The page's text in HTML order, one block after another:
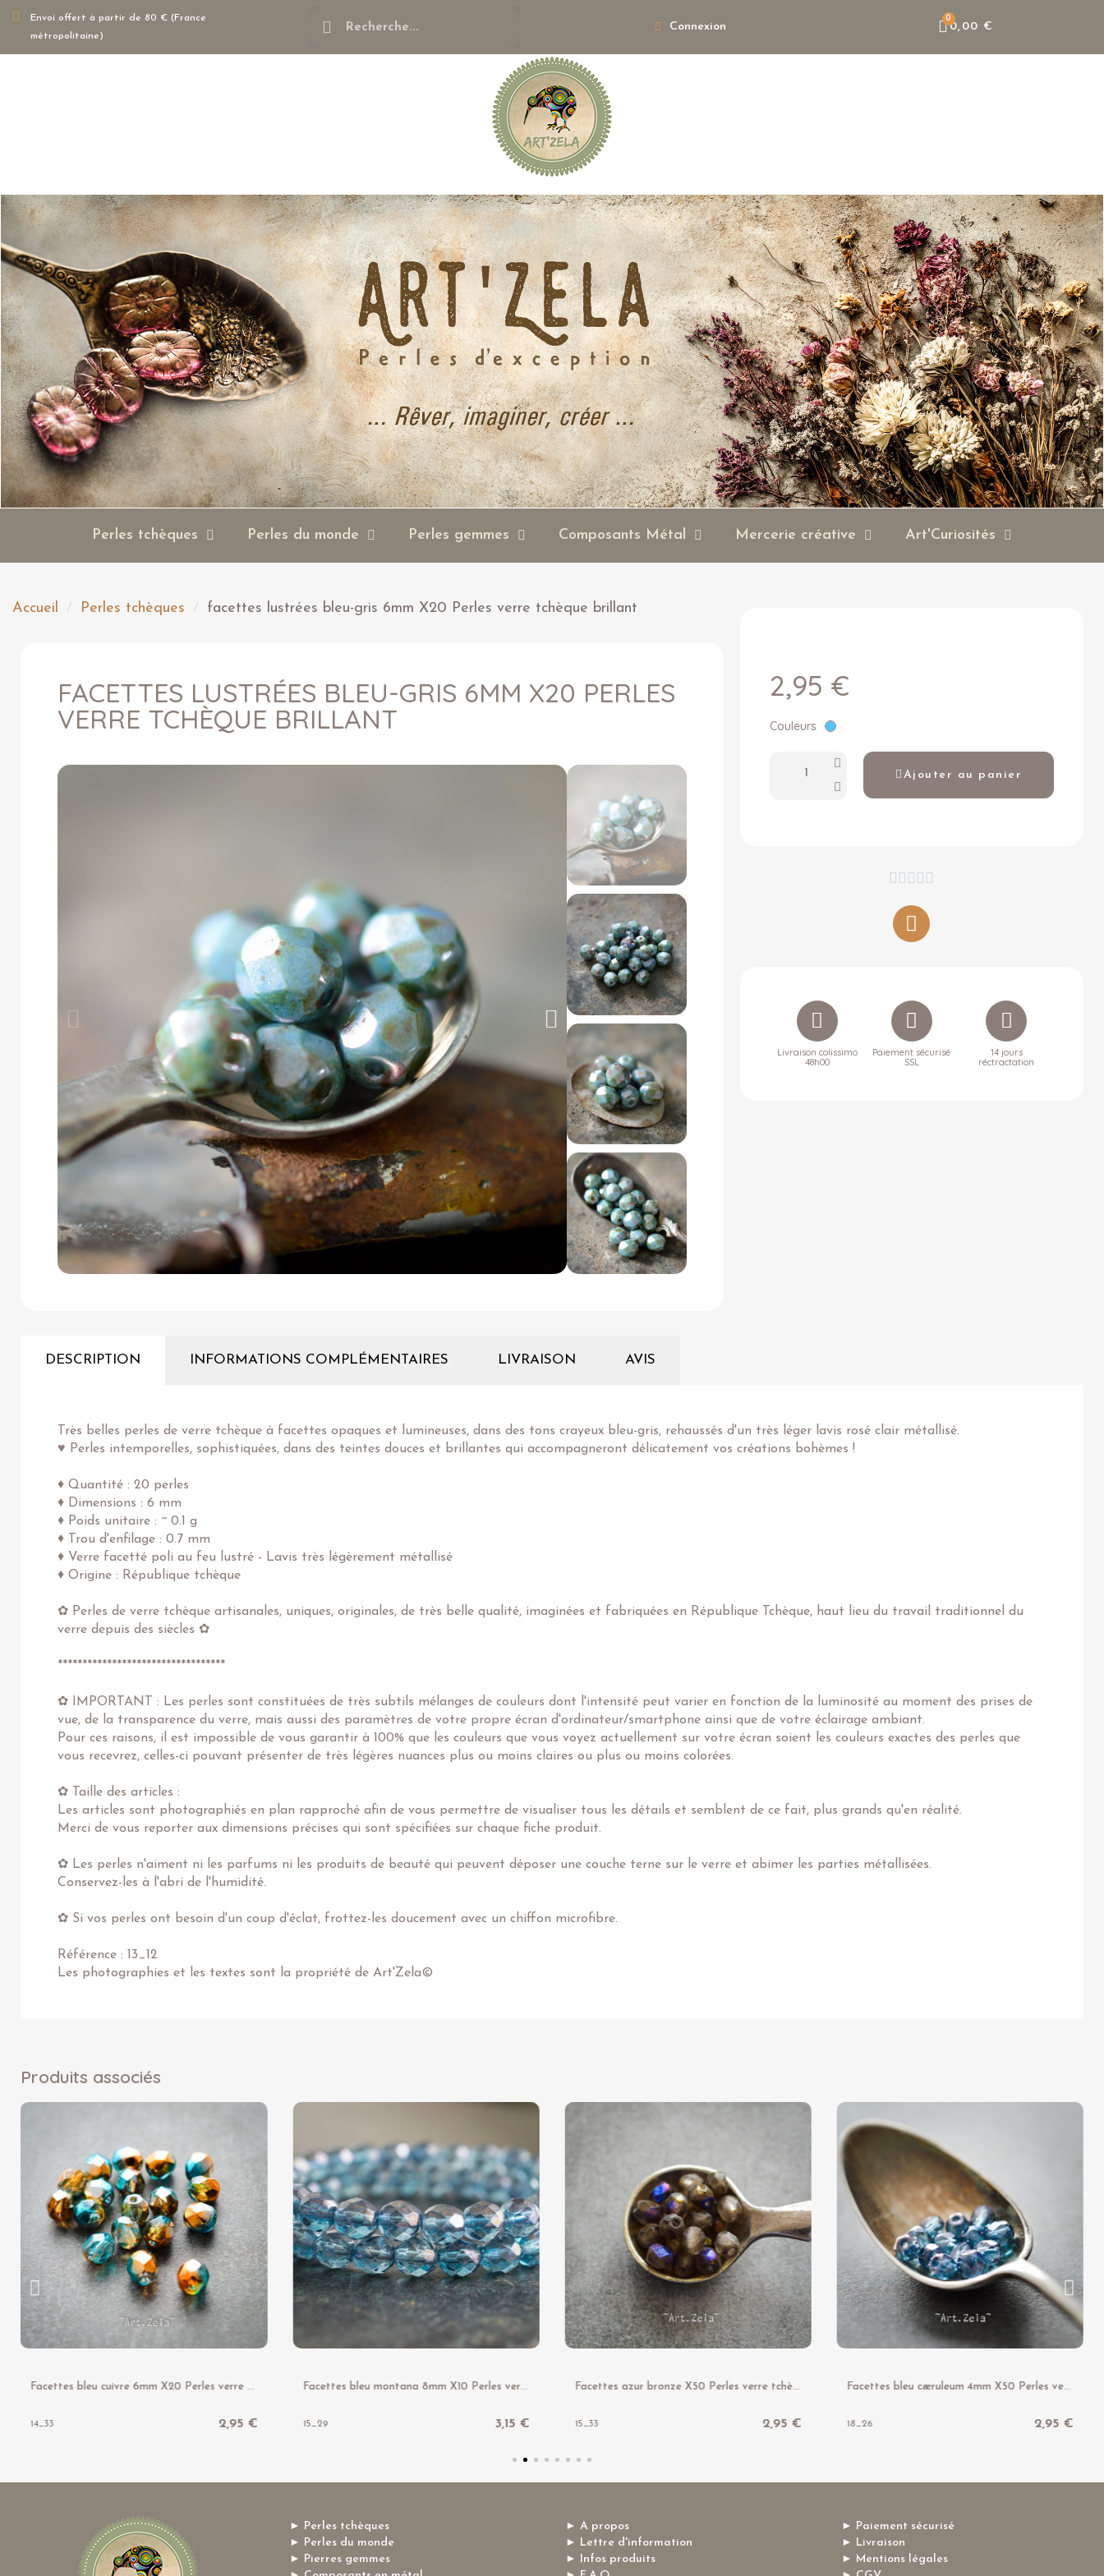
Envoi offert à partir de 80 € (France
métropolitaine)
Connexion 0,00 €
Perles tchèques Perles du monde Perles gemmes Composants Métal Mercerie créative Art'Curiosités
Accueil Perles tchèques facettes lustrées bleu-gris 6mm X20 Perles verre tchèque brillant
FACETTES LUSTRÉES BLEU-GRIS 6MM X20 PERLES
VERRE TCHÈQUE BRILLANT
2,95 €
Couleurs
Ajouter au panier
    
Livraison colissimo
48h00
Paiement sécurisé
SSL
14 jours
réctractation
DESCRIPTION INFORMATIONS COMPLÉMENTAIRES LIVRAISON AVIS
Très belles perles de verre tchèque à facettes opaques et lumineuses, dans des tons crayeux bleu-gris, rehaussés d'un très léger lavis rosé clair métallisé.
♥ Perles intemporelles, sophistiquées, dans des teintes douces et brillantes qui accompagneront délicatement vos créations bohèmes !
♦ Quantité : 20 perles
♦ Dimensions : 6 mm
♦ Poids unitaire : ~ 0.1 g
♦ Trou d'enfilage : 0.7 mm
♦ Verre facetté poli au feu lustré - Lavis très légèrement métallisé
♦ Origine : République tchèque
✿ Perles de verre tchèque artisanales, uniques, originales, de très belle qualité, imaginées et fabriquées en République Tchèque, haut lieu du travail traditionnel du
verre depuis des siècles ✿
**********************************
✿ IMPORTANT : Les perles sont constituées de très subtils mélanges de couleurs dont l'intensité peut varier en fonction de la luminosité au moment des prises de
vue, de la transparence du verre, mais aussi des paramètres de votre propre écran d'ordinateur/smartphone ainsi que de votre éclairage ambiant.
Pour ces raisons, il est impossible de vous garantir à 100% que les couleurs que vous voyez actuellement sur votre écran soient les couleurs exactes des perles que
vous recevrez, celles-ci pouvant présenter de très légères nuances plus ou moins claires ou plus ou moins colorées.
✿ Taille des articles :
Les articles sont photographiés en plan rapproché afin de vous permettre de visualiser tous les détails et semblent de ce fait, plus grands qu'en réalité.
Merci de vous reporter aux dimensions précises qui sont spécifiées sur chaque fiche produit.
✿ Les perles n'aiment ni les parfums ni les produits de beauté qui peuvent déposer une couche terne sur le verre et abimer les parties métallisées.
Conservez-les à l'abri de l'humidité.
✿ Si vos perles ont besoin d'un coup d'éclat, frottez-les doucement avec un chiffon microfibre.
Référence : 13_12
Les photographies et les textes sont la propriété de Art'Zela©
Produits associés
14_33 2,95 €
Facettes bleu montana 8mm X10 Perles verre tchèque
15_29 3,15 €
Facettes azur bronze X50 Perles verre tchèque texturé
15_33 2,95 €
Facettes bleu cæruleum 4mm X50 Perles verre tchèque lustré
18_26 2,95 €
► Perles tchèques
► Perles du monde
► Pierres gemmes
► A propos
► Lettre d'information
► Infos produits
► Paiement sécurisé
► Livraison
► Mentions légales